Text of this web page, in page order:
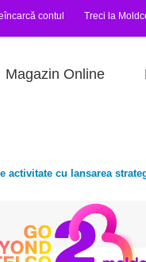
contul Treci la
Magazin Online
activitate cu lansarea